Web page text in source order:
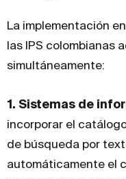
La implementación
las IPS colombianas
simultáneamente:
1. Sistemas de
incorporar el
de búsqueda por
automáticamente el